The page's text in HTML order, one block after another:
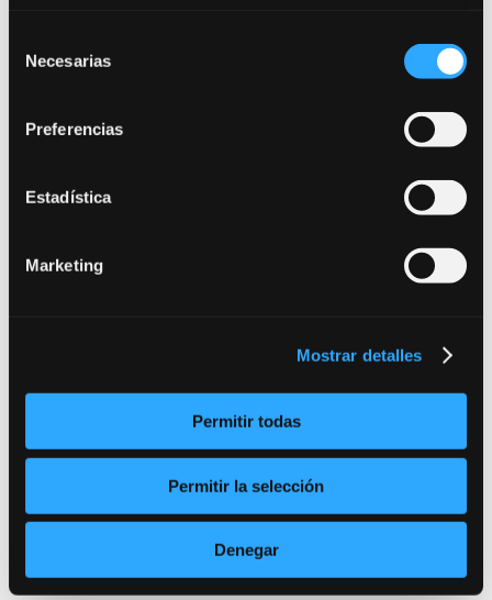
Necesarias
Preferencias
Estadística
Marketing
Mostrar detalles
Permitir todas
Permitir la selección
Denegar
Casas. Cía. de Teatro Tabanque / Imagen 3 de
. Escenas de Valle-
Casa Lis de Salamanca.
Doña Elvira Imaginaté
de Ignacio Amestoy. Cía. Geroa. Premio
Casas. Cía. Tabanque / Imagen 3 de Zaragoza,El
La Tragedia de
Dramaturgia Joan Casas. Cía. Tabanque / Imagen
El Mal de la Juventud
Ferdinand Bruckner .Versión y Adaptación de
de Jerónimo López Mozo y Luis Matilla.
de Gabriel Celaya. Cía. Bederen 1.
San Sebastián.